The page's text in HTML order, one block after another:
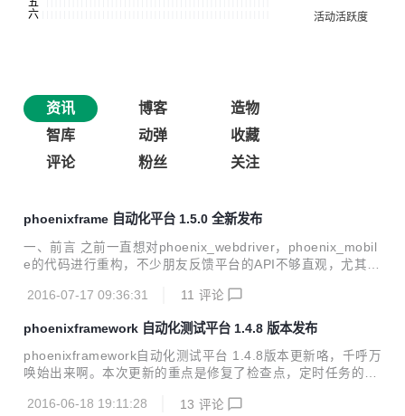
资讯 博客
造物
智库
动弹
收藏
评论
粉丝 关注
phoenixframe 自动化平台 1.5.0 全新发布
一、前言 之前一直想对phoenix_webdriver，phoenix_mobil
e的代码进行重构，不少朋友反馈平台的API不够直观，尤其是
觉，尤其在后续的功能扩展上也比较麻烦，随着用户量的增
多的问题。但苦于一直没有足够时间。趁这最近换工作间歇的
几天时间，狠下心来把这几个模块的代码好好重构了一下。 本
次重构除对重要模块代码重构外，对页面的js方法，页面功
新的感觉。 二、重构效果体验 重构之后的效果如下： 在de
2016-07-17 09:36:31 11 评论
phoenixframework 自动化测试平台 1.4.8 版本发布
phoenixframework自动化测试平台 1.4.8版本更新咯，千呼万
唤始出来啊。本次更新的重点是修复了检查点，定时任务的细
ehcache缓存，数据库连接池查看；更重要的是这个版本支持
2016-06-18 19:11:28 13 评论